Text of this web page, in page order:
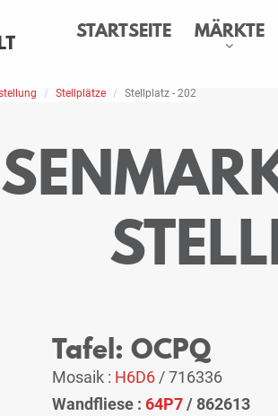
STARTSEITE MÄRKTE
Stellplätze Stellplatz - 202
Tafel: OCPQ
Mosaik : H6D6 / 716336
Wandfliese : 64P7/ 862613